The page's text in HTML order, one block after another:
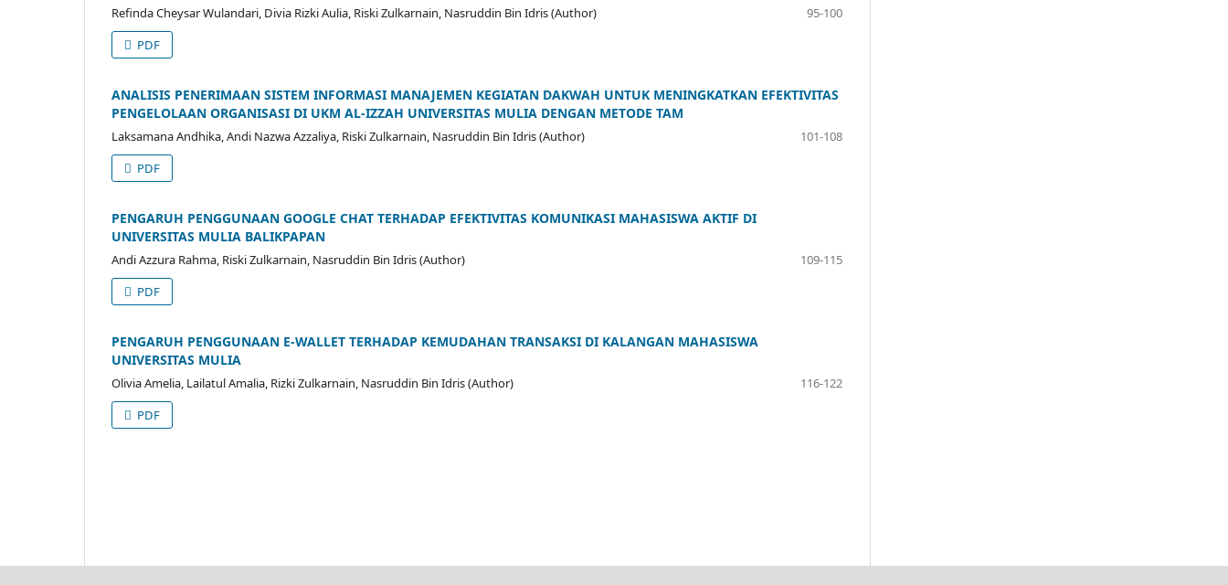
Refinda Cheysar Wulandari, Divia Rizki Aulia, Riski Zulkarnain, Nasruddin Bin Idris (Author)
95-100
PDF
ANALISIS PENERIMAAN SISTEM INFORMASI MANAJEMEN KEGIATAN DAKWAH UNTUK MENINGKATKAN EFEKTIVITAS
PENGELOLAAN ORGANISASI DI UKM AL-IZZAH UNIVERSITAS MULIA DENGAN METODE TAM
Laksamana Andhika, Andi Nazwa Azzaliya, Riski Zulkarnain, Nasruddin Bin Idris (Author)
101-108
PDF
PENGARUH PENGGUNAAN GOOGLE CHAT TERHADAP EFEKTIVITAS KOMUNIKASI MAHASISWA AKTIF DI
UNIVERSITAS MULIA BALIKPAPAN
Andi Azzura Rahma, Riski Zulkarnain, Nasruddin Bin Idris (Author)
109-115
PDF
PENGARUH PENGGUNAAN E-WALLET TERHADAP KEMUDAHAN TRANSAKSI DI KALANGAN MAHASISWA
UNIVERSITAS MULIA
Olivia Amelia, Lailatul Amalia, Rizki Zulkarnain, Nasruddin Bin Idris (Author)
116-122
PDF